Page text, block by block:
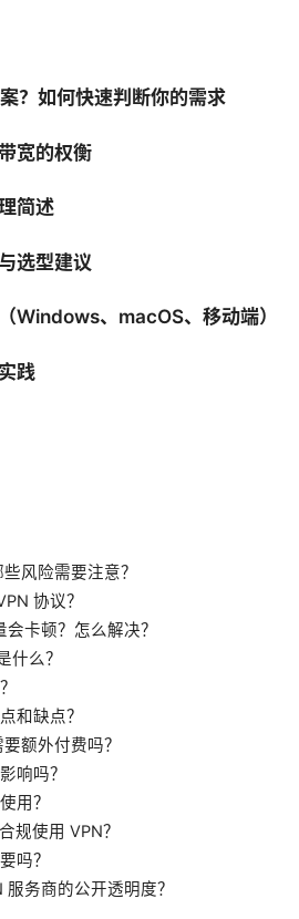
？如何快速判断你的需求
宽的权衡
简述
选型建议
Windows、macOS、移动端）
践
风险需要注意？
协议？
卡顿？怎么解决？
什么？
和缺点？
额外付费吗？
响吗？
用？
规使用 VPN？
吗？
务商的公开透明度？